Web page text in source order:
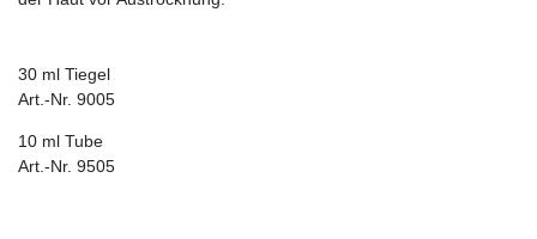
30 ml Tiegel
Art.-Nr. 9005
10 ml Tube
Art.-Nr. 9505